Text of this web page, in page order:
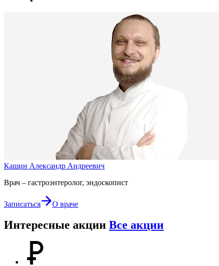
Кашин Александр Андреевич
Врач – гастроэнтеролог, эндоскопист
Записаться О враче
Интересные акции Все акции